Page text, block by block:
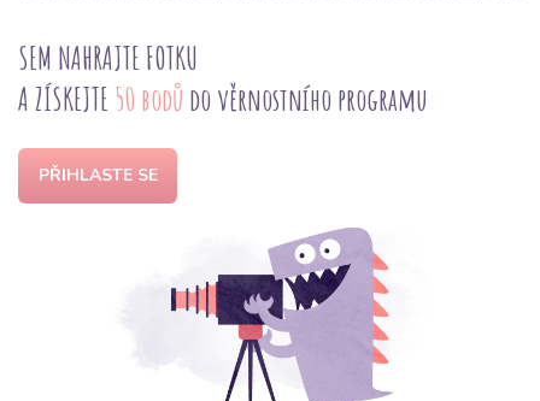
SEM NAHRAJTE FOTKU
A ZÍSKEJTE 50 bodů do věrnostního programu
PŘIHLASTE SE